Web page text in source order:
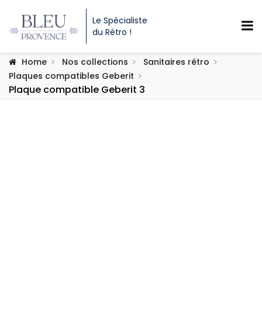
Le Spécialiste
du Rétro !
Home Nos collections
Sanitaires rétro
Plaques compatibles Geberit
Plaque compatible Geberit 3